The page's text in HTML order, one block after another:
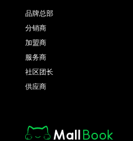
品牌总部
分销商
加盟商
服务商
社区团长
供应商